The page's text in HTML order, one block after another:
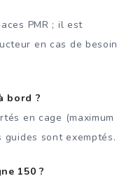
PMR ; il est
en cas de besoin
bord ?
en cage (maximum
sont exemptés.
150 ?